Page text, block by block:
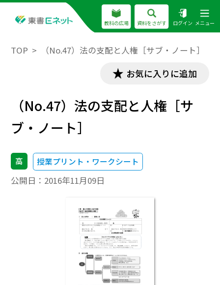
教科の広場 資料をさがす ログイン メニュー
TOP （No.47）法の支配と人権［サブ・ノート］
お気に入りに追加
（No.47）法の支配と人権［サ
ブ・ノート］
高 授業プリント・ワークシート
公開日： 2016年11月09日